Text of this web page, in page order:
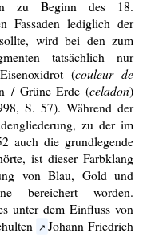
zu Beginn des 18.
Fassaden lediglich der
wird bei den zum
tatsächlich nur
(couleur de
/ Grüne Erde (celadon)
, S. 57). Während der
zu der im
auch die grundlegende
ist dieser Farbklang
von Blau, Gold und
bereichert worden.
unter dem Einfluss von
Johann Friedrich